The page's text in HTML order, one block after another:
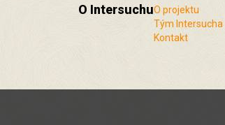
O IntersuchuO projektu
Tým Intersucha
Kontakt